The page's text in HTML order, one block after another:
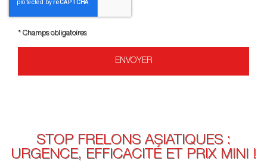
*Champs obligatoires
STOP FRELONS ASIATIQUES :
URGENCE, EFFICACITÉ ET PRIX MINI !